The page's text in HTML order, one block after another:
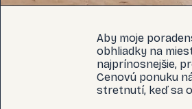
Aby moje
obhliadky na
najprínosnejšie,
Cenovú ponuku
stretnutí, keď sa